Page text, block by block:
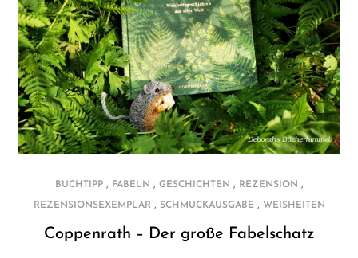
BUCHTIPP, FABELN , GESCHICHTEN , REZENSION ,
REZENSIONSEXEMPLAR, SCHMUCKAUSGABE , WEISHEITEN
Coppenrath – Der große Fabelschatz